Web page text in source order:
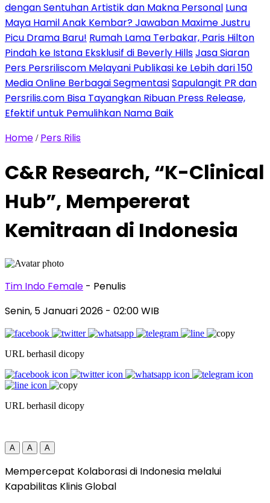
dengan Sentuhan Artistik dan Makna Personal Luna
Maya Hamil Anak Kembar? Jawaban Maxime Justru
Picu Drama Baru! Rumah Lama Terbakar, Paris Hilton
Pindah ke Istana Eksklusif di Beverly HillsJasa Siaran
Pers Persriliscom Melayani Publikasi ke Lebih dari 150
Media Online Berbagai SegmentasiSapulangit PR dan
Persrilis.com Bisa Tayangkan Ribuan Press Release,
Efektif untuk Pemulihkan Nama Baik
Home / Pers Rilis
C&R Research, “K-Clinical
Hub”, Mempererat
Kemitraan di Indonesia
Tim Indo Female - Penulis
Senin, 5 Januari 2026 - 02:00 WIB
URL berhasil dicopy
URL berhasil dicopy
A A A
Mempercepat Kolaborasi di Indonesia melalui
Kapabilitas Klinis Global